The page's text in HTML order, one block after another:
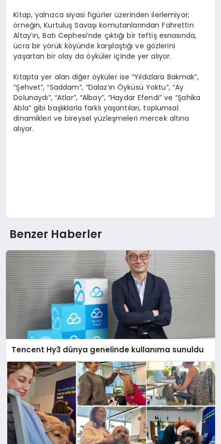
Kitap, yalnızca siyasi figürler üzerinden ilerlemiyor;
örneğin, Kurtuluş Savaşı komutanlarından Fahrettin
Altay’ın, Batı Cephesi’nde çıktığı bir teftiş esnasında,
ücra bir yörük köyünde karşılaştığı ve gözlerini
yaşartan bir olay da öyküler içinde yer alıyor.
Kitapta yer alan diğer öyküler ise “Yıldızlara Bakmak”,
“Şehvet”, “Saddam”, “Dalaz’ın Öyküsü Yoktu”, “Ay
Dolunaydı”, “Atlar”, “Albay”, “Haydar Efendi” ve “Şahika
Abla” gibi başlıklarla farklı yaşantıları, toplumsal
dinamikleri ve bireysel yüzleşmeleri mercek altına
alıyor.
Benzer Haberler
Tencent Hy3 dünya genelinde kullanıma sunuldu